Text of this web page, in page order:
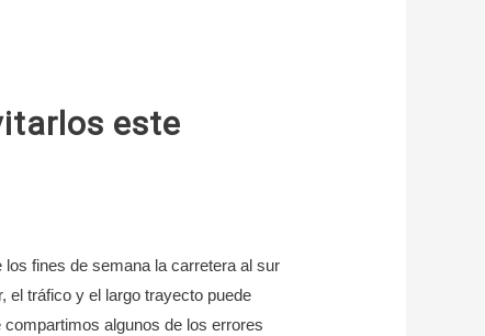
este
fines de semana la carretera al sur
el tráfico y el largo trayecto puede
algunos de los errores